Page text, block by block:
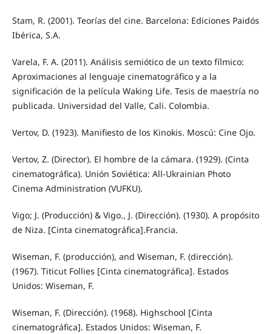
Stam, R. (2001). Teorías del cine. Barcelona: Ediciones Paidós
Ibérica, S.A.
Varela, F. A. (2011). Análisis semiótico de un texto fílmico:
Aproximaciones al lenguaje cinematográfico y a la
significación de la película Waking Life. Tesis de maestría no
publicada. Universidad del Valle, Cali. Colombia.
Vertov, D. (1923). Manifiesto de los Kinokis. Moscú: Cine Ojo.
Vertov, Z. (Director). El hombre de la cámara. (1929). (Cinta
cinematográfica). Unión Soviética: All-Ukrainian Photo
Cinema Administration (VUFKU).
Vigo; J. (Producción) & Vigo., J. (Dirección). (1930). A propósito
de Niza. [Cinta cinematográfica].Francia.
Wiseman, F. (producción), and Wiseman, F. (dirección).
(1967). Titicut Follies [Cinta cinematográfica]. Estados
Unidos: Wiseman, F.
Wiseman, F. (Dirección). (1968). Highschool [Cinta
cinematográfica]. Estados Unidos: Wiseman, F.